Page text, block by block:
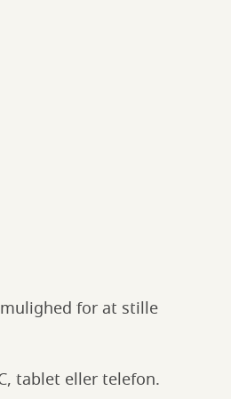
for at stille
tablet eller telefon.